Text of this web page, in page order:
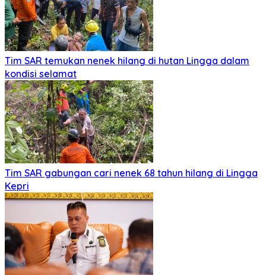
Tim SAR temukan nenek hilang di hutan Lingga dalam
kondisi selamat
Tim SAR gabungan cari nenek 68 tahun hilang di Lingga
Kepri